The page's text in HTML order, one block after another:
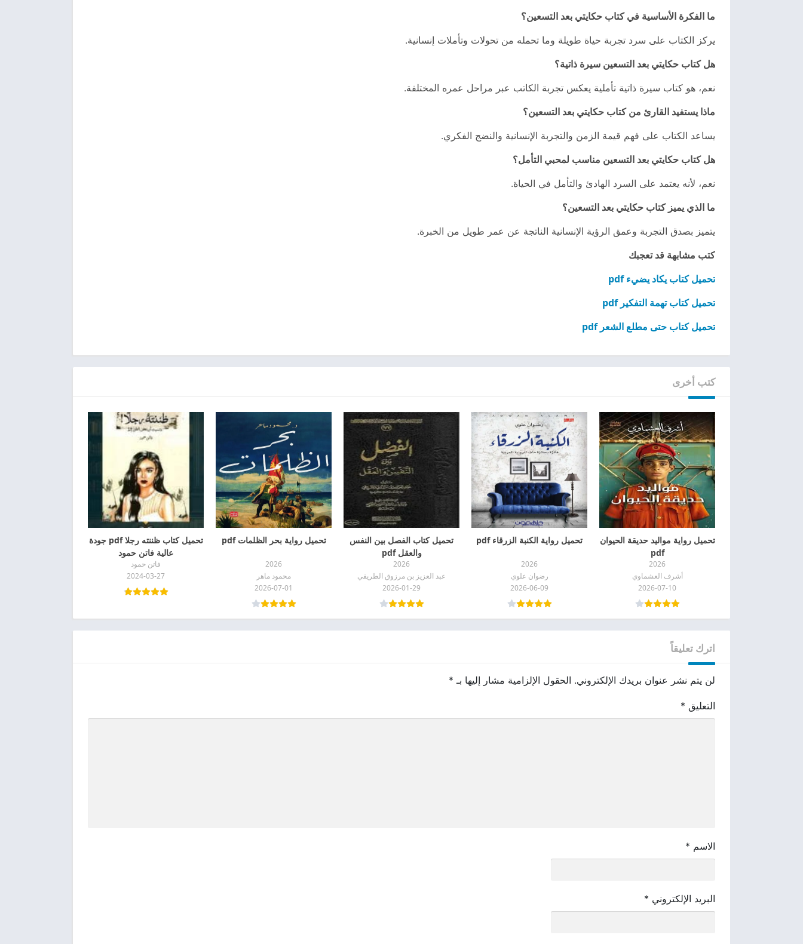
ما الفكرة الأساسية في كتاب حكايتي بعد التسعين؟
يركز الكتاب على سرد تجربة حياة طويلة وما تحمله من تحولات وتأملات إنسانية.
هل كتاب حكايتي بعد التسعين سيرة ذاتية؟
نعم، هو كتاب سيرة ذاتية تأملية يعكس تجربة الكاتب عبر مراحل عمره المختلفة.
ماذا يستفيد القارئ من كتاب حكايتي بعد التسعين؟
يساعد الكتاب على فهم قيمة الزمن والتجربة الإنسانية والنضج الفكري.
هل كتاب حكايتي بعد التسعين مناسب لمحبي التأمل؟
نعم، لأنه يعتمد على السرد الهادئ والتأمل في الحياة.
ما الذي يميز كتاب حكايتي بعد التسعين؟
يتميز بصدق التجربة وعمق الرؤية الإنسانية الناتجة عن عمر طويل من الخبرة.
كتب مشابهة قد تعجبك
تحميل كتاب يكاد يضيء pdf
تحميل كتاب تهمة التفكير pdf
تحميل كتاب حتى مطلع الشعر pdf
كتب أخرى
تحميل رواية مواليد حديقة الحيوان
pdf
2026
أشرف العشماوي
2026-07-10
تحميل رواية الكنبة الزرقاء pdf
2026
رضوان علوي
2026-06-09
تحميل كتاب الفصل بين النفس
والعقل pdf
2026
عبد العزيز بن مرزوق الطريفي
2026-01-29
تحميل رواية بحر الظلمات pdf
2026
محمود ماهر
2026-07-01
تحميل كتاب ظننته رجلا pdf جودة
عالية فاتن حمود
فاتن حمود
2024-03-27
اترك تعليقاً
لن يتم نشر عنوان بريدك الإلكتروني. الحقول الإلزامية مشار إليها بـ *
التعليق *
الاسم *
البريد الإلكتروني *